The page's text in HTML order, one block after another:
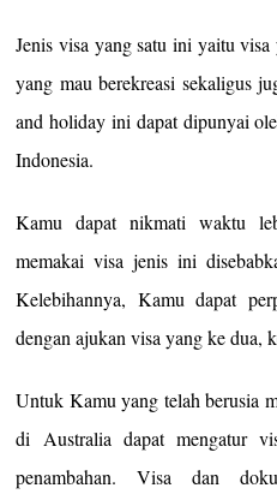
Jenis visa yang satu ini yaitu
yang mau berekreasi sekaligus
and holiday ini dapat dipunyai
Indonesia.
Kamu dapat nikmati waktu
memakai visa jenis ini
Kelebihannya, Kamu dapat
dengan ajukan visa yang ke dua,
Untuk Kamu yang telah berusia
di Australia dapat mengatur
penambahan. Visa dan